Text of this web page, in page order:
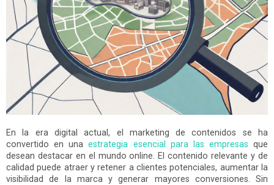
En la era digital actual, el marketing de contenidos se ha
convertido en unaestrategia esencial para las empresas que
desean destacar en el mundo online. El contenido relevante y de
calidad puede atraer y retener a clientes potenciales, aumentar la
visibilidad de la marca y generar mayores conversiones. Sin